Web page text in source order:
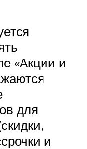
«Акции и
для
и